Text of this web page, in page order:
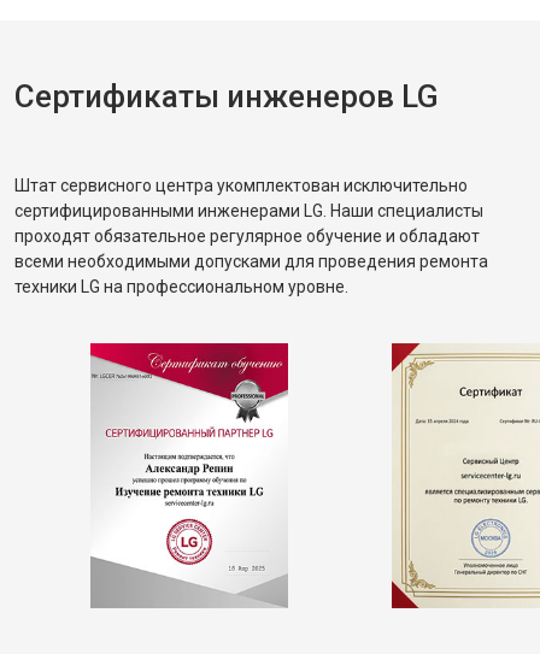
Сертификаты инженеров LG
Штат сервисного центра укомплектован исключительно
сертифицированными инженерами LG. Наши специалисты
проходят обязательное регулярное обучение и обладают
всеми необходимыми допусками для проведения ремонта
техники LG на профессиональном уровне.